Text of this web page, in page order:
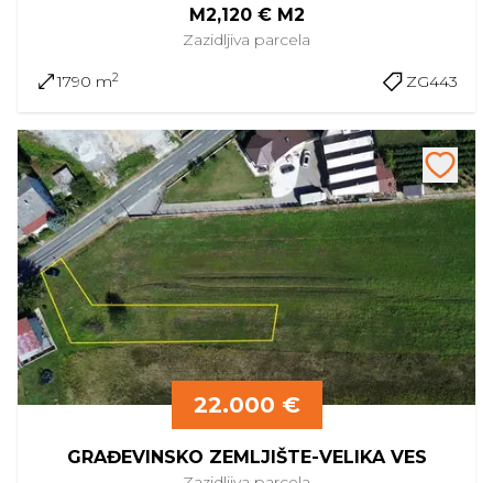
M2,120 € M2
Zazidljiva parcela
1790 m2 ZG443
22.000 €
GRAĐEVINSKO ZEMLJIŠTE-VELIKA VES